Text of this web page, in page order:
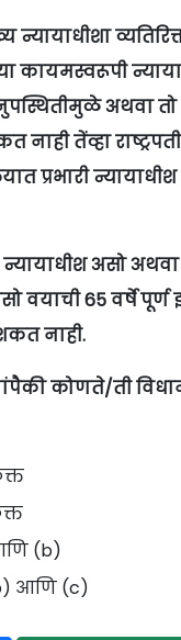
न्यायाधीशा
कायमस्वरूपी
अथवा
तेंव्हा राष्ट्रपती
प्रभारी
असो अथवा
वयाची 65 वर्षे
नाही.
कोणते/ती
(b)
आणि (c)